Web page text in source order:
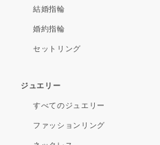
結婚指輪
婚約指輪
セットリング
ジュエリー
すべてのジュエリー
ファッションリング